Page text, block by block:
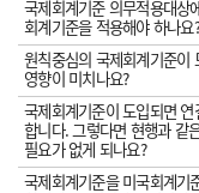
국제회계기준 의무적용대상
회계기준을 적용해야 하나요?
원칙중심의 국제회계기준이
영향이 미치나요?
국제회계기준이 도입되면
합니다. 그렇다면 현행과 같
필요가 없게 되나요?
국제회계기준을 미국회계기